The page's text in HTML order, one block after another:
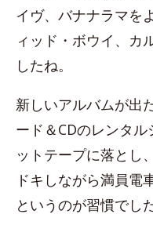
イヴ、バナナラマを
ィッド・ボウイ、カ
したね。
新しいアルバムが出
ード＆CDのレンタ
ットテープに落とし
ドキしながら満員電
というのが習慣でした